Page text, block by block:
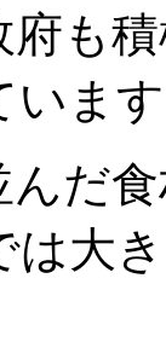
も
いま
んだ
は大